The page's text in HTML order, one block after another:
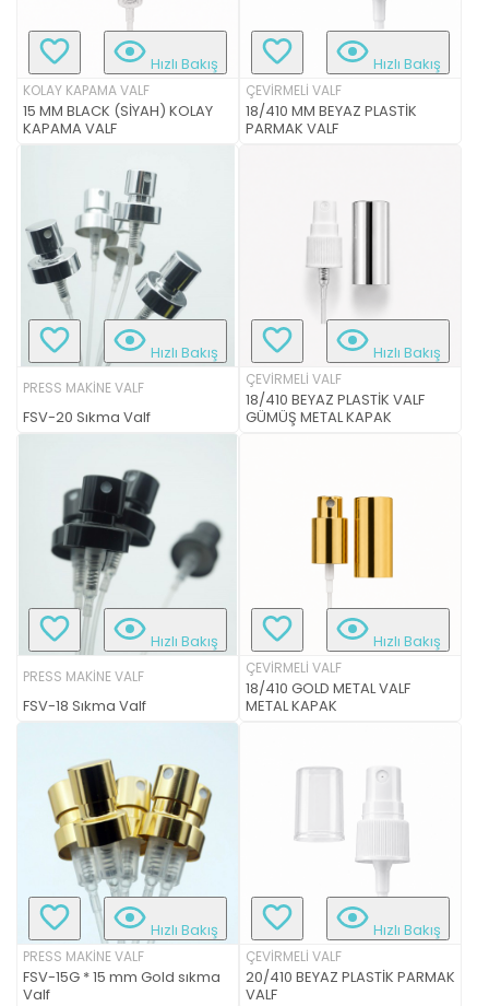
Hızlı Bakış
KOLAY KAPAMA VALF
15 MM BLACK (SİYAH) KOLAY
KAPAMA VALF
Hızlı Bakış
ÇEVİRMELİ VALF
18/410 MM BEYAZ PLASTİK
PARMAK VALF
Hızlı Bakış
PRESS MAKİNE VALF
FSV-20 Sıkma Valf
Hızlı Bakış
ÇEVİRMELİ VALF
18/410 BEYAZ PLASTİK VALF
GÜMÜŞ METAL KAPAK
Hızlı Bakış
PRESS MAKİNE VALF
FSV-18 Sıkma Valf
Hızlı Bakış
ÇEVİRMELİ VALF
18/410 GOLD METAL VALF
METAL KAPAK
Hızlı Bakış
PRESS MAKİNE VALF
FSV-15G * 15 mm Gold sıkma
Valf
Hızlı Bakış
ÇEVİRMELİ VALF
20/410 BEYAZ PLASTİK PARMAK
VALF